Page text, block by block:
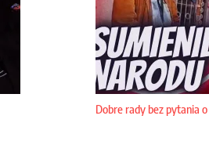
Dobre rady bez pytania